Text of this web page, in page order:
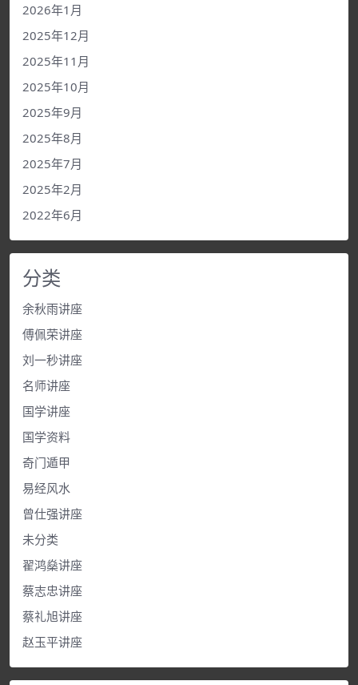
2026年1月
2025年12月
2025年11月
2025年10月
2025年9月
2025年8月
2025年7月
2025年2月
2022年6月
分类
余秋雨讲座
傅佩荣讲座
刘一秒讲座
名师讲座
国学讲座
国学资料
奇门遁甲
易经风水
曾仕强讲座
未分类
翟鸿燊讲座
蔡志忠讲座
蔡礼旭讲座
赵玉平讲座